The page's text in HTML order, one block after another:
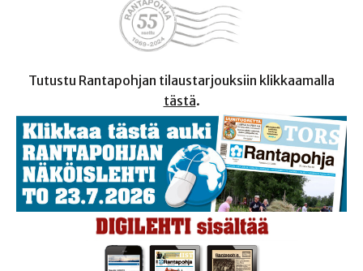
Tutustu Rantapohjan tilaustarjouksiin klikkaamalla
tästä.